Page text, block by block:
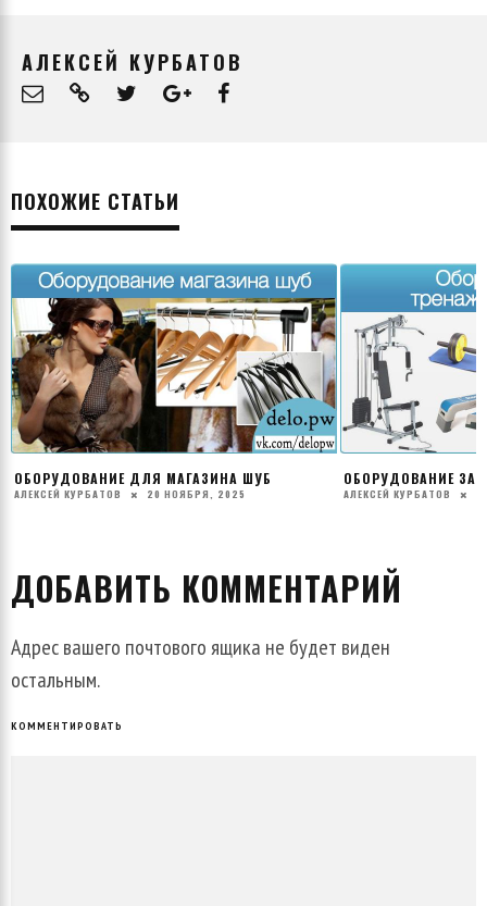
АЛЕКСЕЙ КУРБАТОВ
ПОХОЖИЕ СТАТЬИ
ОБОРУДОВАНИЕ ДЛЯ МАГАЗИНА ШУБ
АЛЕКСЕЙ КУРБАТОВ 20 НОЯБРЯ, 2025
ОБОРУДОВАНИЕ
АЛЕКСЕЙ КУРБАТОВ
ДОБАВИТЬ КОММЕНТАРИЙ
Адрес вашего почтового ящика не будет виден
остальным.
КОММЕНТИРОВАТЬ